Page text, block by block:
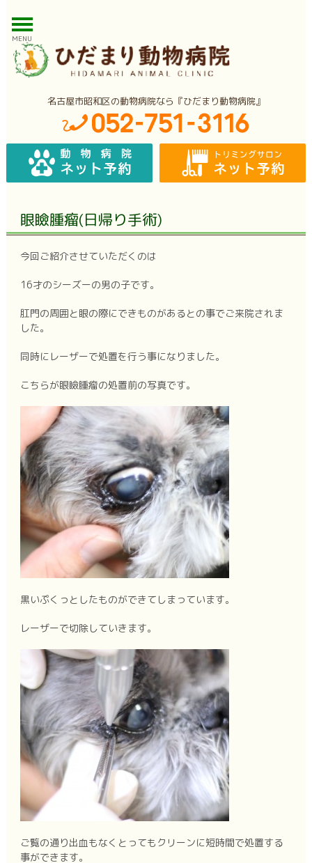
MENU
名古屋市昭和区の動物病院なら『ひだまり動物病院』
眼瞼腫瘤(日帰り手術)
今回ご紹介させていただくのは
16才のシーズーの男の子です。
肛門の周囲と眼の際にできものがあるとの事でご来院されま
した。
同時にレーザーで処置を行う事になりました。
こちらが眼瞼腫瘤の処置前の写真です。
黒いぷくっとしたものができてしまっています。
レーザーで切除していきます。
ご覧の通り出血もなくとってもクリーンに短時間で処置する
事ができます。